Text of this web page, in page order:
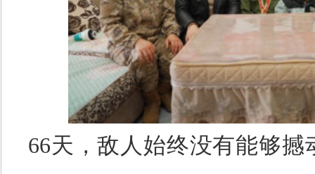
66天，敌人始终没有能够撼